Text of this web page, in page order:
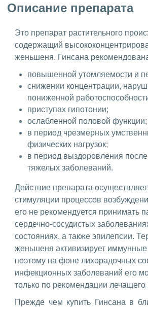
Описание препарата
Это препарат растительного
содержащий
женьшеня. Гинсана
повышенной утомляемости и
снижении концентрации,
пониженной
приступах гипотонии;
ослабленной половой функции;
в период чрезмерных
физических нагрузок;
в период выздоровления
тяжелых заболеваний.
Действие препарата
стимуляции процессов
его не рекомендуется принимать
сердечно-сосудистых
состояниях, а также эпилепсии.
женьшеня активизирует иммунные
поэтому на фоне лихорадочных
инфекционных заболеваний его
только по рекомендации лечащего
Прежде чем купить Гинсана в